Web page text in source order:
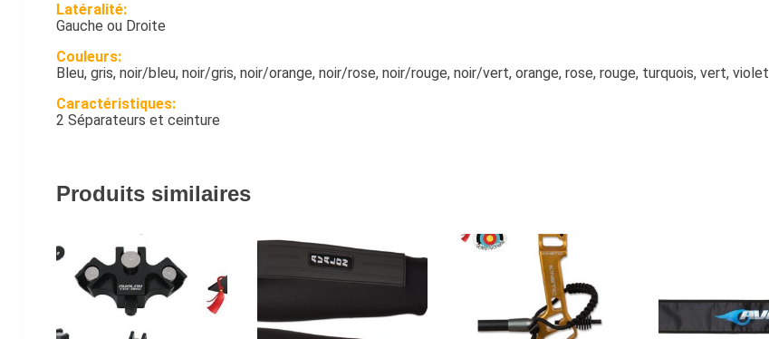
Latéralité:
Gauche ou Droite
Couleurs:
Bleu, gris, noir/bleu, noir/gris, noir/orange, noir/rose, noir/rouge, noir/vert, orange, rose, rouge, turquois, vert, violet
Caractéristiques:
2 Séparateurs et ceinture
Produits similaires